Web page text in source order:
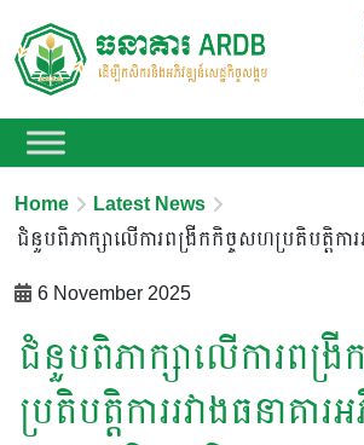
Home
Latest News
6 November 2025
ជំនួបពិភាក្សាលើការពង្
ប្រតិបត្តិការរវាងធនាគារ